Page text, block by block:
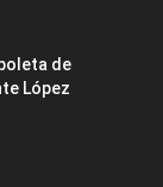
de
López